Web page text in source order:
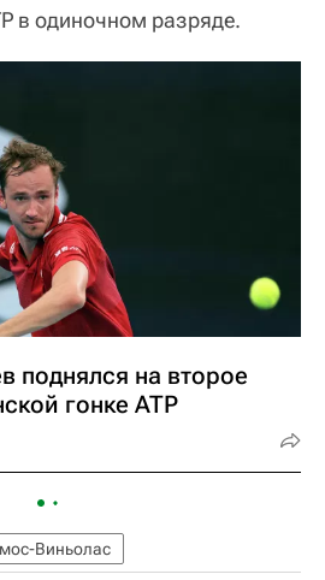
в одиночном разряде.
поднялся на второе
гонке ATP
Виньолас